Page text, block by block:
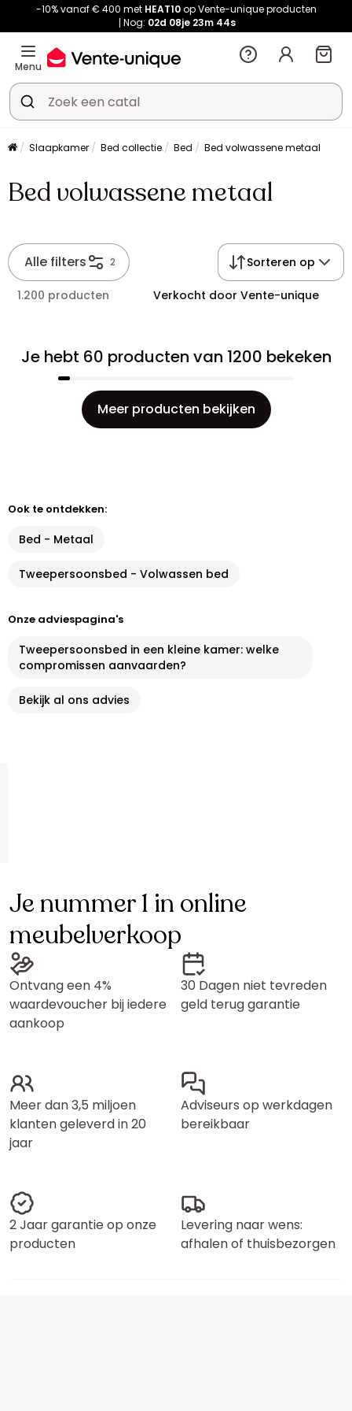
-10% vanaf € 400 met HEAT10op Vente-unique producten
Nog: 02d 08je 23m 44s
Menu
Slaapkamer Bed collectie Bed Bed volwassene metaal
Bed volwassene metaal
Alle filters 2 Sorteren op
1.200 producten Verkocht door Vente-unique
Je hebt 60 producten van 1200 bekeken
Meer producten bekijken
Ook te ontdekken:
Bed - Metaal
Tweepersoonsbed - Volwassen bed
Onze adviespagina's
Tweepersoonsbed in een kleine kamer: welke
compromissen aanvaarden?
Bekijk al ons advies
Je nummer 1 in online
meubelverkoop
Ontvang een 4%
waardevoucher bij iedere
aankoop
30 Dagen niet tevreden
geld terug garantie
Meer dan 3,5 miljoen
klanten geleverd in 20
jaar
Adviseurs op werkdagen
bereikbaar
2 Jaar garantie op onze
producten
Levering naar wens:
afhalen of thuisbezorgen